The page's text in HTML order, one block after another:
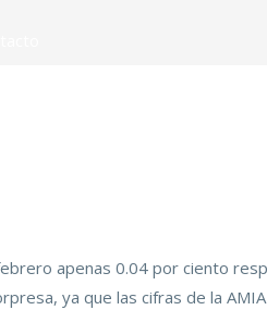
apenas 0.04 por ciento
ya que las cifras de la